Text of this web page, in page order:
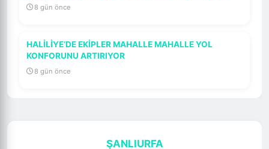
8 gün önce
HALİLİYE’DE EKİPLER MAHALLE MAHALLE YOL
KONFORUNU ARTIRIYOR
8 gün önce
ŞANLIURFA